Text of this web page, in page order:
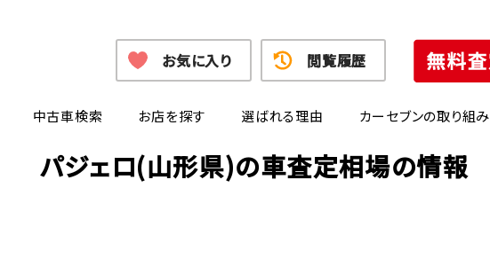
中古車検索 お店を探す 選ばれる理由 カーセブンの取り組み
お気に入り 閲覧履歴
パジェロ(山形県)の車査定相場の情報